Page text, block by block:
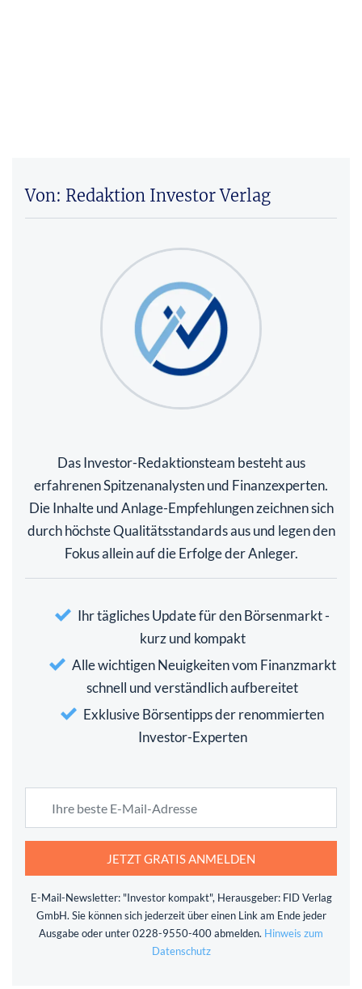
Von: Redaktion Investor Verlag
Das Investor-Redaktionsteam besteht aus
erfahrenen Spitzenanalysten und Finanzexperten.
Die Inhalte und Anlage-Empfehlungen zeichnen sich
durch höchste Qualitätsstandards aus und legen den
Fokus allein auf die Erfolge der Anleger.
Ihr tägliches Update für den Börsenmarkt -
kurz und kompakt
Alle wichtigen Neuigkeiten vom Finanzmarkt
schnell und verständlich aufbereitet
Exklusive Börsentipps der renommierten
Investor-Experten
JETZT GRATIS ANMELDEN
E-Mail-Newsletter: "Investor kompakt", Herausgeber: FID Verlag
GmbH. Sie können sich jederzeit über einen Link am Ende jeder
Ausgabe oder unter 0228-9550-400 abmelden. Hinweis zum
Datenschutz